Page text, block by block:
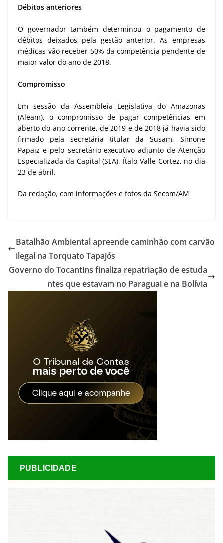
Débitos anteriores
O governador também determinou o pagamento de
débitos deixados pela gestão anterior. As empresas
médicas vão receber 50% da competência pendente de
maior valor do ano de 2018.
Compromisso
Em sessão da Assembleia Legislativa do Amazonas
(Aleam), o compromisso de pagar competências em
aberto do ano corrente, de 2019 e de 2018 já havia sido
firmado pela secretária titular da Susam, Simone
Papaiz e pelo secretário-executivo adjunto de Atenção
Especializada da Capital (SEA), Ítalo Valle Cortez, no dia
23 de abril.
Da redação, com informações e fotos da Secom/AM
Batalhão Ambiental apreende caminhão com carvão
ilegal na Torquato Tapajós
Governo do Tocantins finaliza repatriação de estuda
ntes que estavam no Paraguai e na Bolívia
PUBLICIDADE